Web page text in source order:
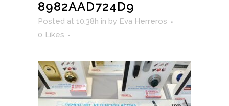
8982AAD724D9
Posted at 10:38h in by Eva Herreros
0 Likes